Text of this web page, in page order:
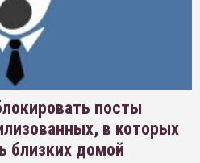
посты
в которых
близких домой